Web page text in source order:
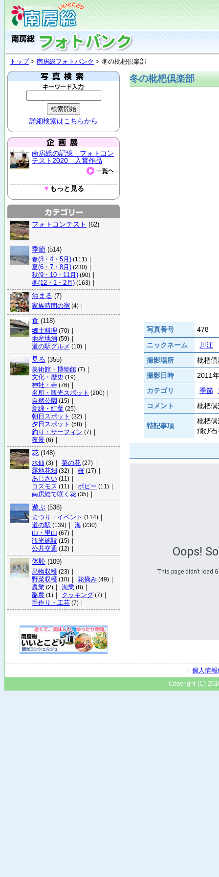
トップ> 南房総フォトバンク > 冬の枇杷倶楽部
詳細検索はこちらから
南房総の記憶 フォトコン
テスト2020 入賞作品
▼ もっと見る
フォトコンテスト (62)
季節 (514)
春(3・4・5月) (111) ｜
夏(6・7・8月) (230) ｜
秋(9・10・11月) (90) ｜
冬(12・1・2月) (163) ｜
泊まる (7)
家族時間の宿 (4) ｜
食 (118)
郷土料理 (70) ｜
地産地消 (59) ｜
道の駅グルメ (10) ｜
見る (355)
美術館・博物館 (7) ｜
文化・歴史 (19) ｜
神社・寺 (76) ｜
名所・観光スポット (200) ｜
自然公園 (15) ｜
新緑・紅葉 (25) ｜
朝日スポット (32) ｜
夕日スポット (58) ｜
釣り・サーフィン (7) ｜
夜景 (6) ｜
花 (148)
水仙 (3) ｜ 菜の花 (27) ｜
露地花畑 (32) ｜ 桜 (17) ｜
あじさい (11) ｜
コスモス (11) ｜ ポピー (11) ｜
南房総で咲く花 (35) ｜
遊ぶ (538)
まつり・イベント (114) ｜
道の駅 (139) ｜ 海 (230) ｜
山・里山 (67) ｜
観光施設 (15) ｜
公共交通 (12) ｜
体験 (109)
果物収穫 (23) ｜
野菜収穫 (10) ｜ 花摘み (49) ｜
農業 (2) ｜ 漁業 (8) ｜
酪農 (1) ｜ クッキング (7) ｜
手作り・工芸 (7) ｜
冬の枇杷倶楽部
写真番号
478
ニックネーム
川江
撮影場所
枇杷
撮影日時
2011
カテゴリ
季節
コメント
枇杷
特記事項
枇杷
飛び
Oops!
This page didn't load
｜ 個人情
Copyright (C)